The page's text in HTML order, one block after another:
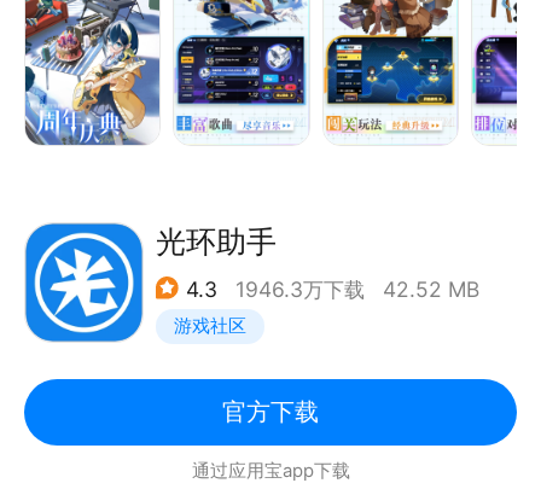
觉歌曲谱面由专业音乐团队打造，确保每个谱面的手感
保质保量！
丰富的歌曲类型，包含中文、日韩、欧美、古典等音乐
将不断通过网络更新，让您周周都有新歌体验，日日都
光环助手
4.3 1946.3万下载 42.52 MB
游戏社区
官方下载
通过应用宝app下载